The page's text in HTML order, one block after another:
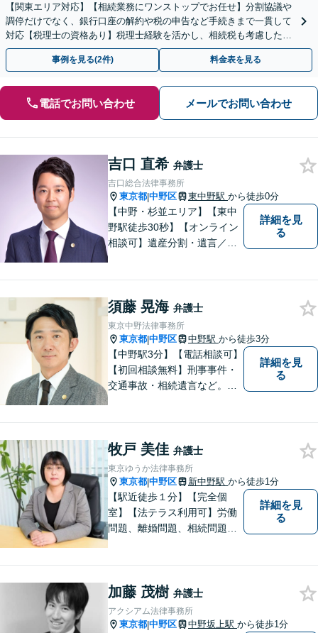
【関東エリア対応】【相続業務にワンストップでお任せ】分割協議や
調停だけでなく、銀行口座の解約や税の申告など手続きまで一貫して
対応【税理士の資格あり】税理士経験を活かし、相続税も考慮した相
続手続きもお任せください【初回相談無料】生前贈与も対応
事例を見る(2件) 料金表を見る
電話でお問い合わせ メールでお問い合わせ
吉口 直希 弁護士
吉口総合法律事務所
東京都|中野区 東中野駅 から徒歩0分
【中野・杉並エリア】【東中
野駅徒歩30秒】【オンライン
相談可】遺産分割・遺言／不
依頼者様の目線に立ち早期問
題解決に取り組みます。お気
軽にご相談ください【完全個
室】
詳細を見
る
須藤 晃海 弁護士
東京中野法律事務所
東京都|中野区 中野駅 から徒歩3分
【中野駅3分】【電話相談可】
【初回相談無料】刑事事件・
交通事故・相続遺言など。フ
はありません。お気軽に弁護
士にご相談ください【休日・
夜間相談可】
詳細を見
る
牧戸 美佳 弁護士
東京ゆうか法律事務所
東京都|中野区 新中野駅 から徒歩1分
【駅近徒歩１分】【完全個
室】【法テラス利用可】労働
問題、離婚問題、相続問題、
話をお伺いいたします。
詳細を見
る
加藤 茂樹 弁護士
アクシアム法律事務所
東京都|中野区 中野坂上駅 から徒歩1分